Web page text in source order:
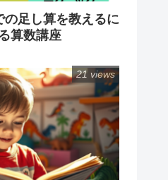
足し算を教えるに
算数講座
21 views